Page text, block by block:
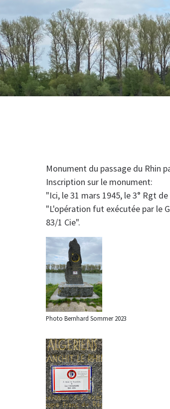
Monument du passage du Rhin
Inscription sur le monument:
"Ici, le 31 mars 1945, le 3° Rgt
"L'opération fut exécutée par le
83/1 Cie".
Photo Bernhard Sommer 2023